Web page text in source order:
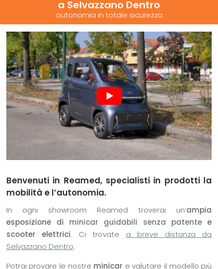
a Selvazzano Dentro
autonomia in totale sicurezza
Benvenuti in Reamed, specialisti in prodotti la
mobilità e l’autonomia.
In ogni showroom Reamed troverai un’ampia
esposizione di minicar guidabili senza patente e
scooter elettrici. Ci trovate a breve distanza da
Selvazzano Dentro.
Potrai provare le nostre minicar e valutare il modello più